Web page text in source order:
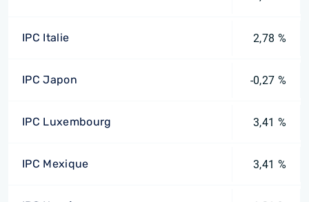
IPC Italie 2,78 %
IPC Japon -0,27 %
IPC Luxembourg 3,41 %
IPC Mexique 3,41 %